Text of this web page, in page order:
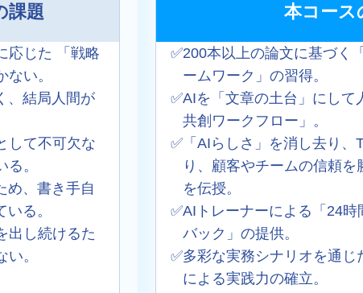
課題
応じた 「戦略
い。
、結局人間が
して不可欠な
。
め、書き手自
る。
出し続けるた
。
本コース
✅200本以上の論文に基づく
ームワーク」の習得。
✅AIを「文章の土台」にして
共創ワークフロー」。
✅「AIらしさ」を消し去り、
り、顧客やチームの信頼
を伝授。
✅AIトレーナーによる「24時
バック」の提供。
✅多彩な実務シナリオを通じ
による実践力の確立。